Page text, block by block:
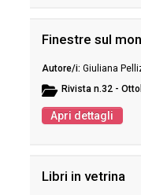
Finestre sul
Giuliana
Rivista n.32 -
Apri dettagli
Libri in vetrina